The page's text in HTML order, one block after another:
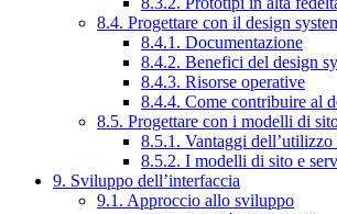
8.4. Progettare con il design
8.4.1. Documentazione
8.4.2. Benefici del design
8.4.3. Risorse operative
8.4.4. Come contribuire al
8.5. Progettare con i modelli di
8.5.1. Vantaggi
8.5.2. I modelli di sito e
9. Sviluppo dell’interfaccia
9.1. Approccio allo sviluppo